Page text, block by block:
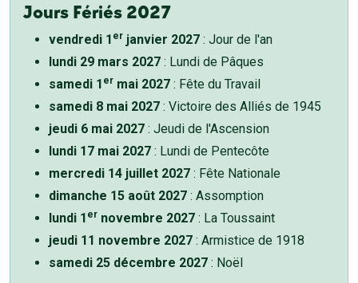
Jours Fériés 2027
vendredi 1 er janvier 2027 : Jour de l'an
lundi 29 mars 2027 : Lundi de Pâques
samedi 1 er mai 2027 : Fête du Travail
samedi 8 mai 2027 : Victoire des Alliés de 1945
jeudi 6 mai 2027 : Jeudi de l'Ascension
lundi 17 mai 2027 : Lundi de Pentecôte
mercredi 14 juillet 2027 : Fête Nationale
dimanche 15 août 2027 : Assomption
lundi 1 er novembre 2027 : La Toussaint
jeudi 11 novembre 2027 : Armistice de 1918
samedi 25 décembre 2027 : Noël